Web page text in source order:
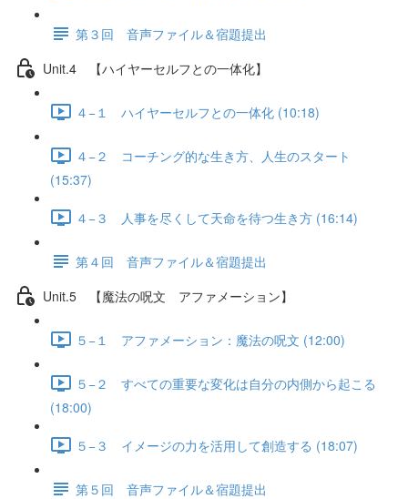
第３回 音声ファイル＆宿題提出
Unit.4 【ハイヤーセルフとの一体化】
４−１ ハイヤーセルフとの一体化 (10:18)
４−２ コーチング的な生き方、人生のスタート
(15:37)
４−３ 人事を尽くして天命を待つ生き方 (16:14)
第４回 音声ファイル＆宿題提出
Unit.5 【魔法の呪文 アファメーション】
５−１ アファメーション：魔法の呪文 (12:00)
５−２ すべての重要な変化は自分の内側から起こる
(18:00)
５−３ イメージの力を活用して創造する (18:07)
第５回 音声ファイル＆宿題提出